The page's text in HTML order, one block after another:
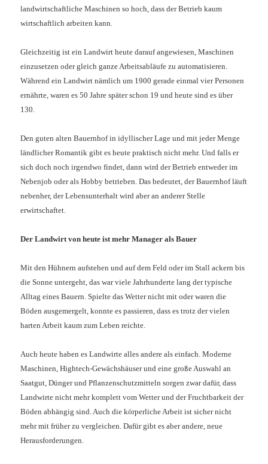
landwirtschaftliche Maschinen so hoch, dass der Betrieb kaum
wirtschaftlich arbeiten kann.
Gleichzeitig ist ein Landwirt heute darauf angewiesen, Maschinen
einzusetzen oder gleich ganze Arbeitsabläufe zu automatisieren.
Während ein Landwirt nämlich um 1900 gerade einmal vier Personen
ernährte, waren es 50 Jahre später schon 19 und heute sind es über
130.
Den guten alten Bauernhof in idyllischer Lage und mit jeder Menge
ländlicher Romantik gibt es heute praktisch nicht mehr. Und falls er
sich doch noch irgendwo findet, dann wird der Betrieb entweder im
Nebenjob oder als Hobby betrieben. Das bedeutet, der Bauernhof läuft
nebenher, der Lebensunterhalt wird aber an anderer Stelle
erwirtschaftet.
Der Landwirt von heute ist mehr Manager als Bauer
Mit den Hühnern aufstehen und auf dem Feld oder im Stall ackern bis
die Sonne untergeht, das war viele Jahrhunderte lang der typische
Alltag eines Bauern. Spielte das Wetter nicht mit oder waren die
Böden ausgemergelt, konnte es passieren, dass es trotz der vielen
harten Arbeit kaum zum Leben reichte.
Auch heute haben es Landwirte alles andere als einfach. Moderne
Maschinen, Hightech-Gewächshäuser und eine große Auswahl an
Saatgut, Dünger und Pflanzenschutzmitteln sorgen zwar dafür, dass
Landwirte nicht mehr komplett vom Wetter und der Fruchtbarkeit der
Böden abhängig sind. Auch die körperliche Arbeit ist sicher nicht
mehr mit früher zu vergleichen. Dafür gibt es aber andere, neue
Herausforderungen.